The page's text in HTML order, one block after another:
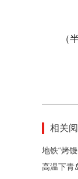
（
相关
地铁“烤
高温下青